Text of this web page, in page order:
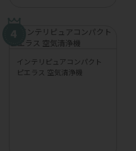
インテリピュアコンパクト
ピエラス 空気清浄機